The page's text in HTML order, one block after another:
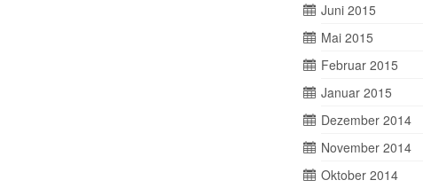
Juni 2015
Mai 2015
Februar 2015
Januar 2015
Dezember 2014
November 2014
Oktober 2014